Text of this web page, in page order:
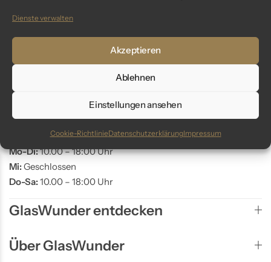
Dienste verwalten
Akzeptieren
Ablehnen
Einstellungen ansehen
Cookie-RichtlinieDatenschutzerklärungImpressum
Markt 10
Öffnungszeiten:
Mo-Di:10.00 – 18:00 Uhr
Mi:Geschlossen
Do-Sa:10.00 – 18:00 Uhr
GlasWunder entdecken
Über GlasWunder